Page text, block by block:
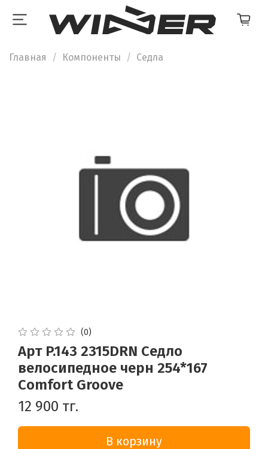
Главная Компоненты Седла
(0)
Арт P.143 2315DRN Седло
велосипедное черн 254*167
Comfort Groove
12 900 тг.
В корзину